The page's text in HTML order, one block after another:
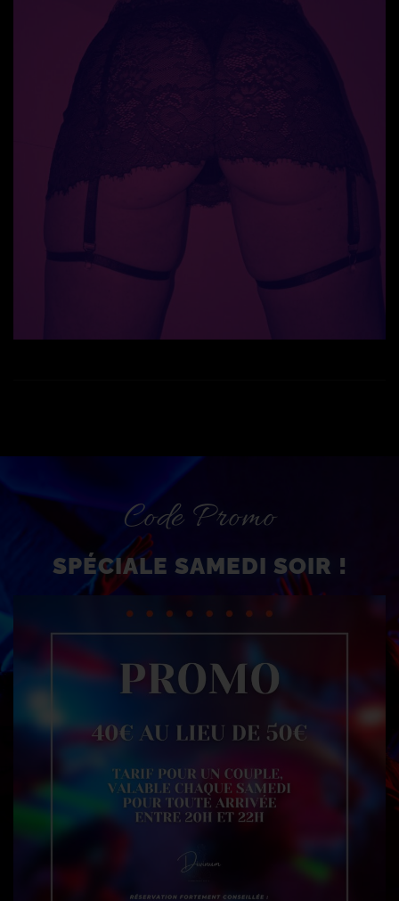
Code Promo
SPÉCIALE SAMEDI SOIR !